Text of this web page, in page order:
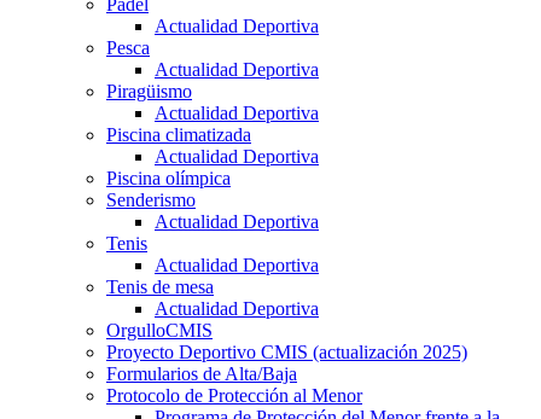
Pádel
Actualidad Deportiva
Pesca
Actualidad Deportiva
Piragüismo
Actualidad Deportiva
Piscina climatizada
Actualidad Deportiva
Piscina olímpica
Senderismo
Actualidad Deportiva
Tenis
Actualidad Deportiva
Tenis de mesa
Actualidad Deportiva
OrgulloCMIS
Proyecto Deportivo CMIS (actualización 2025)
Formularios de Alta/Baja
Protocolo de Protección al Menor